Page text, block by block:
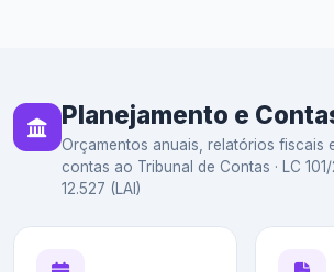
Planejamento e
Orçamentos anuais, relatórios fiscais
contas ao Tribunal de Contas · LC 101/
12.527 (LAI)